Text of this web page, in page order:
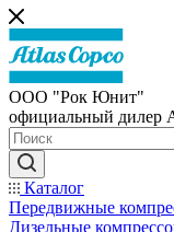
ООО "Рок Юнит"
официальный дилер
Каталог
Передвижные
Дизельные